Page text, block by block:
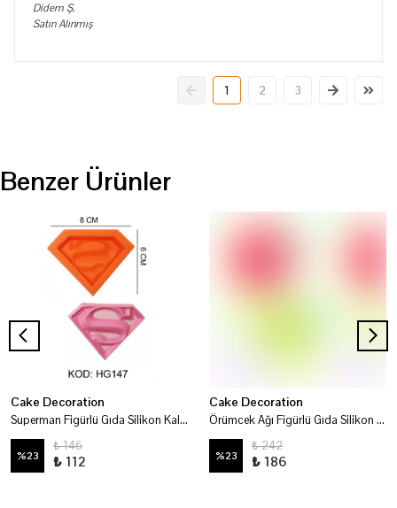
Didem Ş.
Satın Alınmış
1 2 3
Benzer Ürünler
Cake Decoration
Superman Figürlü Gıda Silikon Kalıbı
%23
₺ 146
₺ 112
Cake Decoration
Örümcek Ağı Figürlü Gıda Silikon Kalıbı HG135
%23
₺ 242
₺ 186